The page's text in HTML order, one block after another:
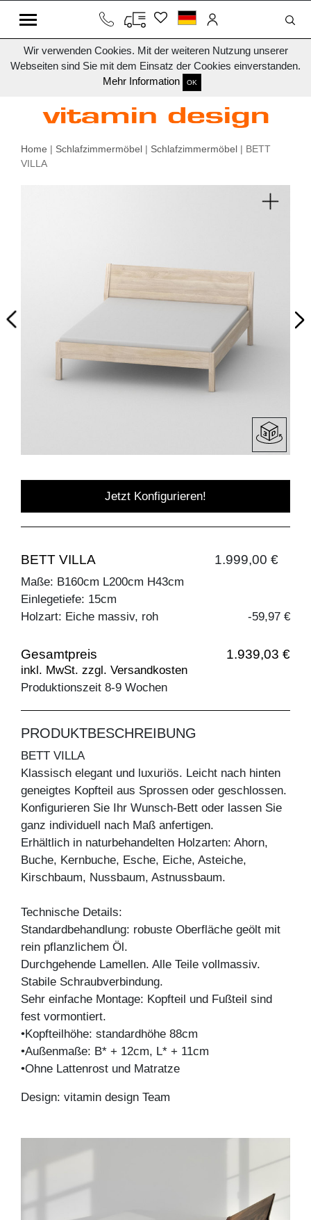
Wir verwenden Cookies. Mit der weiteren Nutzung unserer
Webseiten sind Sie mit dem Einsatz der Cookies einverstanden.
Mehr Information
OK
Home | Schlafzimmermöbel | Schlafzimmermöbel | BETT
VILLA
Jetzt Konfigurieren!
BETT VILLA 1.999,00 €
Maße: B160cm L200cm H43cm
Einlegetiefe: 15cm
Holzart: Eiche massiv, roh
-59,97 €
Gesamtpreis 1.939,03 €
inkl. MwSt. zzgl. Versandkosten
Produktionszeit 8-9 Wochen
PRODUKTBESCHREIBUNG
BETT VILLA
Klassisch elegant und luxuriös. Leicht nach hinten
geneigtes Kopfteil aus Sprossen oder geschlossen.
Konfigurieren Sie Ihr Wunsch-Bett oder lassen Sie
ganz individuell nach Maß anfertigen.
Erhältlich in naturbehandelten Holzarten: Ahorn,
Buche, Kernbuche, Esche, Eiche, Asteiche,
Kirschbaum, Nussbaum, Astnussbaum.
Technische Details:
Standardbehandlung: robuste Oberfläche geölt mit
rein pflanzlichem Öl.
Durchgehende Lamellen. Alle Teile vollmassiv.
Stabile Schraubverbindung.
Sehr einfache Montage: Kopfteil und Fußteil sind
fest vormontiert.
•Kopfteilhöhe: standardhöhe 88cm
•Außenmaße: B* + 12cm, L* + 11cm
•Ohne Lattenrost und Matratze
Design: vitamin design Team